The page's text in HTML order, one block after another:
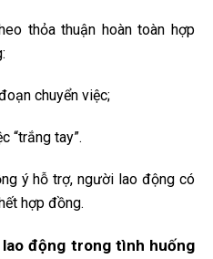
thỏa thuận hoàn toàn hợp
chuyển việc;
“trắng tay”.
ý hỗ trợ, người lao động có
hợp đồng.
động trong tình huống